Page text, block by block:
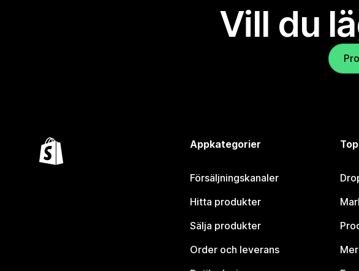
Vill du
Appkategorier
Försäljningskanaler
Hitta produkter
Sälja produkter
Order och leverans